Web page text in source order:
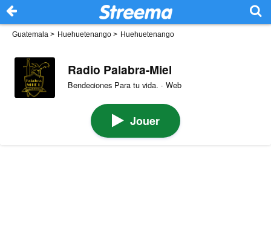
Guatemala > Huehuetenango > Huehuetenango
Radio Palabra-Miel
Bendeciones Para tu vida. · Web
Jouer